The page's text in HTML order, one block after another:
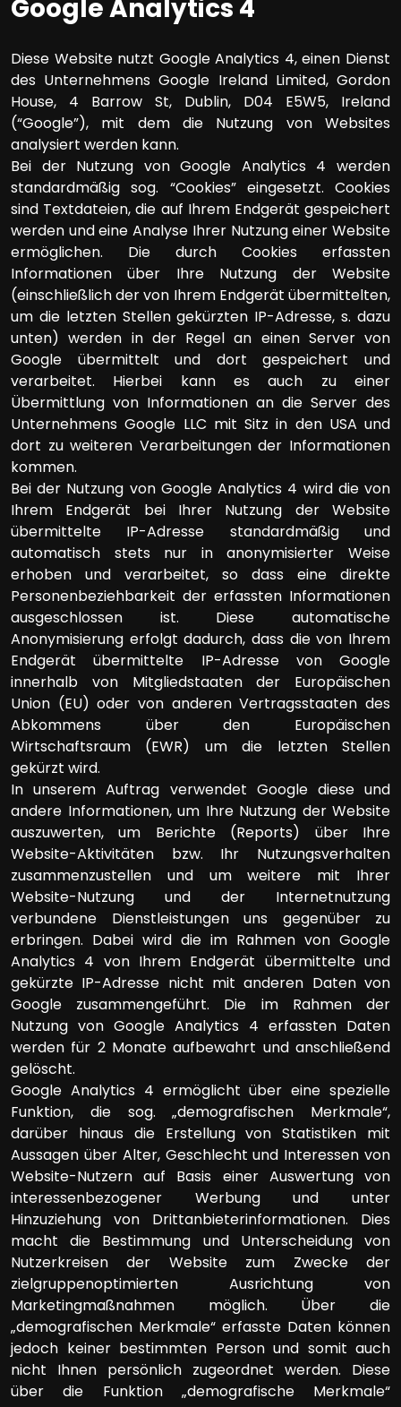
Google Analytics 4
Diese Website nutzt Google Analytics 4, einen Dienst
des Unternehmens Google Ireland Limited, Gordon
House, 4 Barrow St, Dublin, D04 E5W5, Ireland
(“Google”), mit dem die Nutzung von Websites
analysiert werden kann.
Bei der Nutzung von Google Analytics 4 werden
standardmäßig sog. “Cookies” eingesetzt. Cookies
sind Textdateien, die auf Ihrem Endgerät gespeichert
werden und eine Analyse Ihrer Nutzung einer Website
ermöglichen. Die durch Cookies erfassten
Informationen über Ihre Nutzung der Website
(einschließlich der von Ihrem Endgerät übermittelten,
um die letzten Stellen gekürzten IP-Adresse, s. dazu
unten) werden in der Regel an einen Server von
Google übermittelt und dort gespeichert und
verarbeitet. Hierbei kann es auch zu einer
Übermittlung von Informationen an die Server des
Unternehmens Google LLC mit Sitz in den USA und
dort zu weiteren Verarbeitungen der Informationen
kommen.
Bei der Nutzung von Google Analytics 4 wird die von
Ihrem Endgerät bei Ihrer Nutzung der Website
übermittelte IP-Adresse standardmäßig und
automatisch stets nur in anonymisierter Weise
erhoben und verarbeitet, so dass eine direkte
Personenbeziehbarkeit der erfassten Informationen
ausgeschlossen ist. Diese automatische
Anonymisierung erfolgt dadurch, dass die von Ihrem
Endgerät übermittelte IP-Adresse von Google
innerhalb von Mitgliedstaaten der Europäischen
Union (EU) oder von anderen Vertragsstaaten des
Abkommens über den Europäischen
Wirtschaftsraum (EWR) um die letzten Stellen
gekürzt wird.
In unserem Auftrag verwendet Google diese und
andere Informationen, um Ihre Nutzung der Website
auszuwerten, um Berichte (Reports) über Ihre
Website-Aktivitäten bzw. Ihr Nutzungsverhalten
zusammenzustellen und um weitere mit Ihrer
Website-Nutzung und der Internetnutzung
verbundene Dienstleistungen uns gegenüber zu
erbringen. Dabei wird die im Rahmen von Google
Analytics 4 von Ihrem Endgerät übermittelte und
gekürzte IP-Adresse nicht mit anderen Daten von
Google zusammengeführt. Die im Rahmen der
Nutzung von Google Analytics 4 erfassten Daten
werden für 2 Monate aufbewahrt und anschließend
gelöscht.
Google Analytics 4 ermöglicht über eine spezielle
Funktion, die sog. „demografischen Merkmale“,
darüber hinaus die Erstellung von Statistiken mit
Aussagen über Alter, Geschlecht und Interessen von
Website-Nutzern auf Basis einer Auswertung von
interessenbezogener Werbung und unter
Hinzuziehung von Drittanbieterinformationen. Dies
macht die Bestimmung und Unterscheidung von
Nutzerkreisen der Website zum Zwecke der
zielgruppenoptimierten Ausrichtung von
Marketingmaßnahmen möglich. Über die
„demografischen Merkmale“ erfasste Daten können
jedoch keiner bestimmten Person und somit auch
nicht Ihnen persönlich zugeordnet werden. Diese
über die Funktion „demografische Merkmale“